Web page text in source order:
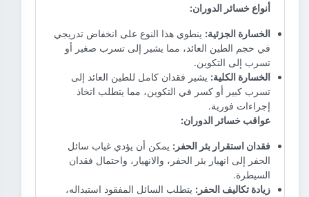
أنواع خسائر الدوران:
الخسارة الجزئية: ينطوي هذا النوع على انخفاض تدريجي
في حجم الطين العائد، مما يشير إلى تسرب صغير أو
تسرب إلى التكوين.
الخسارة الكلية: يشير فقدان كامل للطين العائد إلى
تسرب كبير أو كسر في التكوين، مما يتطلب اتخاذ
إجراءات فورية.
عواقب خسائر الدوران:
فقدان استقرار بئر الحفر: يمكن أن يؤدي غياب سائل
الحفر إلى انهيار بئر الحفر، والانهيار، واحتمال فقدان
السيطرة.
زيادة تكاليف الحفر: يتطلب السائل المفقود استبداله،